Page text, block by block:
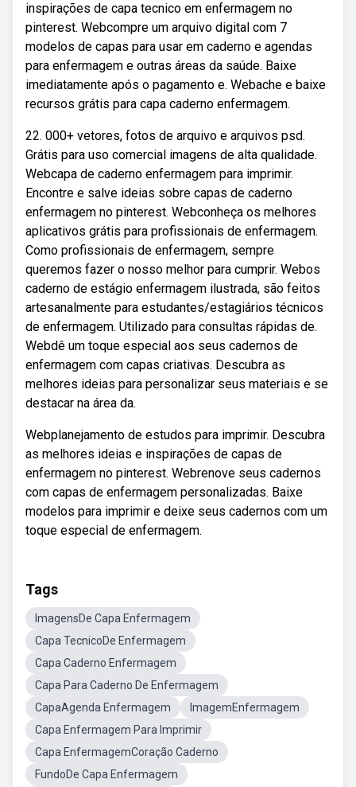
inspirações de capa tecnico em enfermagem no
pinterest. Webcompre um arquivo digital com 7
modelos de capas para usar em caderno e agendas
para enfermagem e outras áreas da saúde. Baixe
imediatamente após o pagamento e. Webache e baixe
recursos grátis para capa caderno enfermagem.
22. 000+ vetores, fotos de arquivo e arquivos psd.
Grátis para uso comercial imagens de alta qualidade.
Webcapa de caderno enfermagem para imprimir.
Encontre e salve ideias sobre capas de caderno
enfermagem no pinterest. Webconheça os melhores
aplicativos grátis para profissionais de enfermagem.
Como profissionais de enfermagem, sempre
queremos fazer o nosso melhor para cumprir. Webos
caderno de estágio enfermagem ilustrada, são feitos
artesanalmente para estudantes/estagiários técnicos
de enfermagem. Utilizado para consultas rápidas de.
Webdê um toque especial aos seus cadernos de
enfermagem com capas criativas. Descubra as
melhores ideias para personalizar seus materiais e se
destacar na área da.
Webplanejamento de estudos para imprimir. Descubra
as melhores ideias e inspirações de capas de
enfermagem no pinterest. Webrenove seus cadernos
com capas de enfermagem personalizadas. Baixe
modelos para imprimir e deixe seus cadernos com um
toque especial de enfermagem.
Tags
ImagensDe Capa Enfermagem
Capa TecnicoDe Enfermagem
Capa Caderno Enfermagem
Capa Para Caderno De Enfermagem
CapaAgenda Enfermagem
ImagemEnfermagem
Capa Enfermagem Para Imprimir
Capa EnfermagemCoração Caderno
FundoDe Capa Enfermagem